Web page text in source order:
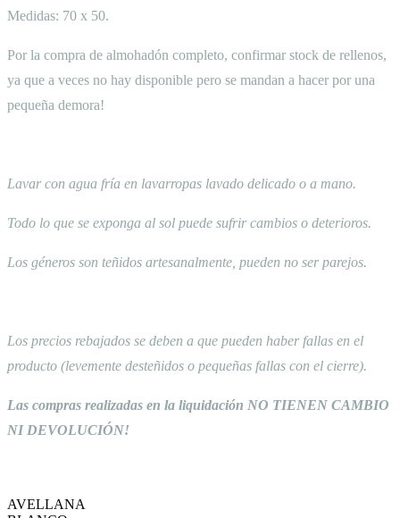
Medidas: 70 x 50.
Por la compra de almohadón completo, confirmar stock de rellenos,
ya que a veces no hay disponible pero se mandan a hacer por una
pequeña demora!
Lavar con agua fría en lavarropas lavado delicado o a mano.
Todo lo que se exponga al sol puede sufrir cambios o deterioros.
Los géneros son teñidos artesanalmente, pueden no ser parejos.
Los precios rebajados se deben a que pueden haber fallas en el
producto (levemente desteñidos o pequeñas fallas con el cierre).
Las compras realizadas en la liquidación NO TIENEN CAMBIO
NI DEVOLUCIÓN!
AVELLANA